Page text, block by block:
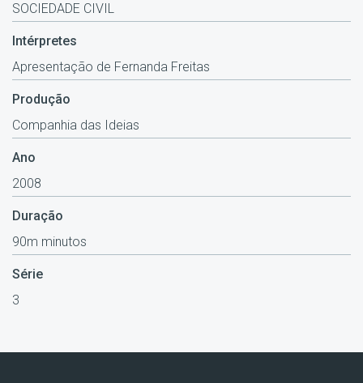
SOCIEDADE CIVIL
Intérpretes
Apresentação de Fernanda Freitas
Produção
Companhia das Ideias
Ano
2008
Duração
90m minutos
Série
3